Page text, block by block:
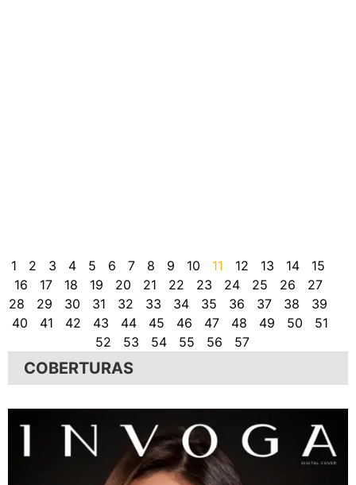
1 2 3 4 5 6 7 8 9 10 11 12 13 14
15
16
17 18 19 20 21 22 23 24 25 26
27
28
29 30 31 32 33 34 35 36 37 38
39
40
41 42 43 44 45 46 47 48 49 50
51
52
53 54 55 56 57
COBERTURAS